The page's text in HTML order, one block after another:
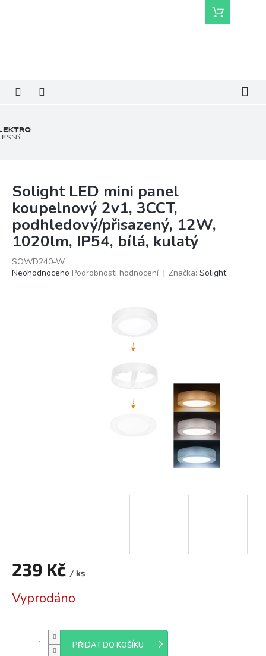
Nákupní
košík
Solight LED mini panel
koupelnový 2v1, 3CCT,
podhledový/přisazený, 12W,
1020lm, IP54, bílá, kulatý
SOWD240-W
Průměrné
Neohodnoceno Podrobnosti hodnocení Značka: Solight
239 Kč / ks
cena:
Vyprodáno
PŘIDAT DO KOŠÍKU